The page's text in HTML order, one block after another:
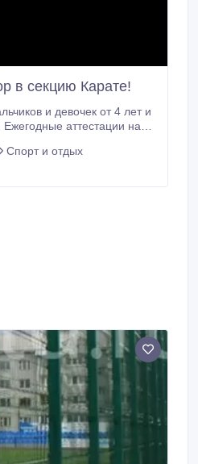
в секцию Карате!
и девочек от 4 лет и
аттестации на
Спорт и отдых